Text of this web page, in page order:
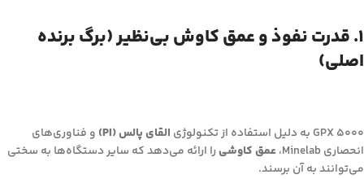
۱. قدرت نفوذ و عمق کاوش بی‌نظیر (برگ برنده
اصلی)
GPX 5000 به دلیل استفاده از تکنولوژی القای پالس (PI)
و فناوری‌های
انحصاری Minelab،
عمق کاوشیرا ارائه می‌دهد که سایر دستگاه‌ها به سختی
می‌توانند به آن برسند.